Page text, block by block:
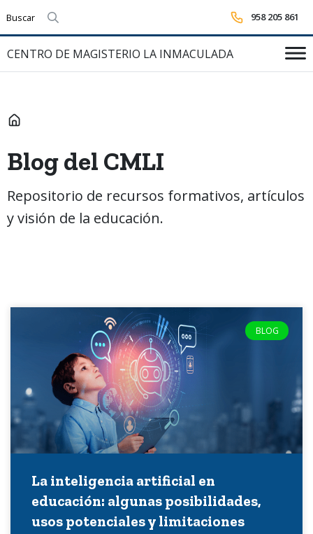
Realizar búsqueda 958 205 861
CENTRO DE MAGISTERIO LA INMACULADA
INICIO
Blog del CMLI
Repositorio de recursos formativos, artículos
y visión de la educación.
BLOG
La inteligencia artificial en
educación: algunas posibilidades,
usos potenciales y limitaciones